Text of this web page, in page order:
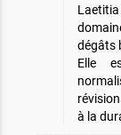
dégâts
Elle
à la